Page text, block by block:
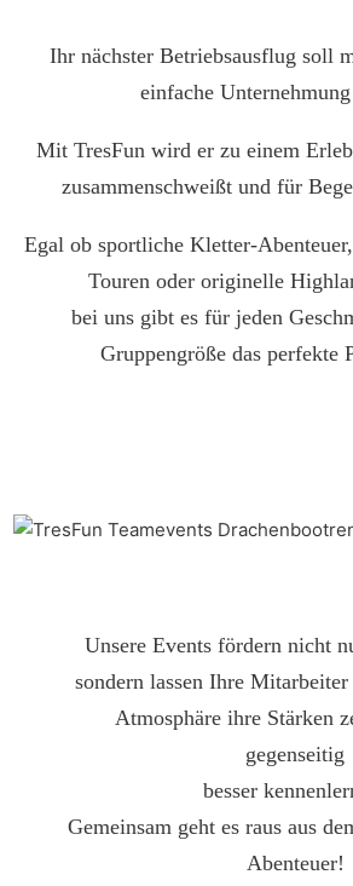
Ihr nächster Betriebsausflug soll
einfache
Mit TresFun wird er zu einem
zusammenschweißt und für
Egal ob sportliche Kletter-
Touren oder originelle
bei uns gibt es für jeden
Gruppengröße das perfekte
Unsere Events fördern nicht
sondern lassen Ihre
Atmosphäre ihre Stärken
gegenseitig
besser
Gemeinsam geht es raus aus
Abenteuer!